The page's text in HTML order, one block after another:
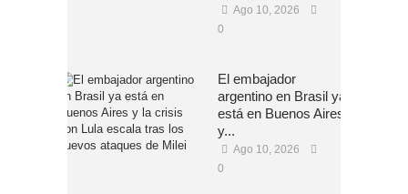
Ago 10, 2026
0
El embajador
argentino en Brasil ya
está en Buenos Aires
y...
Ago 10, 2026
0